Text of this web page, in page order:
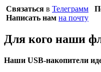
Связаться в Телеграмм
Написать нам на почту
Для кого наши
Наши USB-накопители